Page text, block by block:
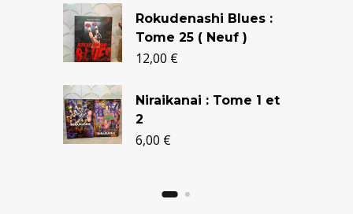
Rokudenashi Blues :
Tome 25 ( Neuf )
12,00 €
Niraikanai : Tome 1 et
2
6,00 €